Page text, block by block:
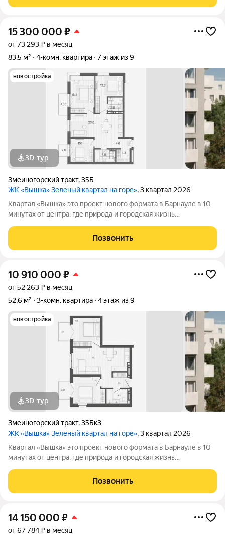
15 300 000 ₽
от 73 293 ₽ в месяц
83,5 м²
4-комн. квартира 7 этаж из 9
новостройка
3D-тур
Змеиногорский тракт,35Б
ЖК «Вышка» Зеленый квартал на горе», 3 квартал 2026
Квартал «Вышка» это проект нового формата в Барнауле в 10
минутах от центра, где природа и городская жизнь
интеграция в существующий природный ландшафт с
максимальным сохранением зелени и пешеходных
Позвонить
10 910 000 ₽
от 52 263 ₽ в месяц
52,6 м²
3-комн. квартира 4 этаж из 9
новостройка
3D-тур
Змеиногорский тракт,35Бк3
ЖК «Вышка» Зеленый квартал на горе», 3 квартал 2026
Квартал «Вышка» это проект нового формата в Барнауле в 10
минутах от центра, где природа и городская жизнь
интеграция в существующий природный ландшафт с
максимальным сохранением зелени и пешеходных
Позвонить
14 150 000 ₽
от 67 784 ₽ в месяц